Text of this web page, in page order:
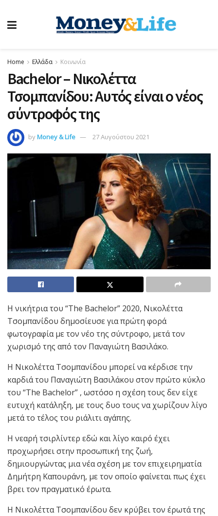
Home Ελλάδα Κοινωνία
Bachelor – Νικολέττα
Τσομπανίδου: Αυτός είναι ο νέος
σύντροφός της
byMoney & Life 27 Αυγούστου 2021
Η νικήτρια του “The Bachelor” 2020, Νικολέττα
Τσομπανίδου δημοσίευσε για πρώτη φορά
φωτογραφία με τον νέο της σύντροφο, μετά τον
χωρισμό της από τον Παναγιώτη Βασιλάκο.
Η Νικολέττα Τσομπανίδου μπορεί να κέρδισε την
καρδιά του Παναγιώτη Βασιλάκου στον πρώτο κύκλο
του “The Bachelor” , ωστόσο η σχέση τους δεν είχε
ευτυχή κατάληξη, με τους δυο τους να χωρίζουν λίγο
μετά το τέλος του ριάλιτι αγάπης.
Η νεαρή τσιρλίντερ εδώ και λίγο καιρό έχει
προχωρήσει στην προσωπική της ζωή,
δημιουργώντας μια νέα σχέση με τον επιχειρηματία
Δημήτρη Καπουράνη, με τον οποίο φαίνεται πως έχει
βρει τον πραγματικό έρωτα.
Η Νικολέττα Τσομπανίδου δεν κρύβει τον έρωτά της